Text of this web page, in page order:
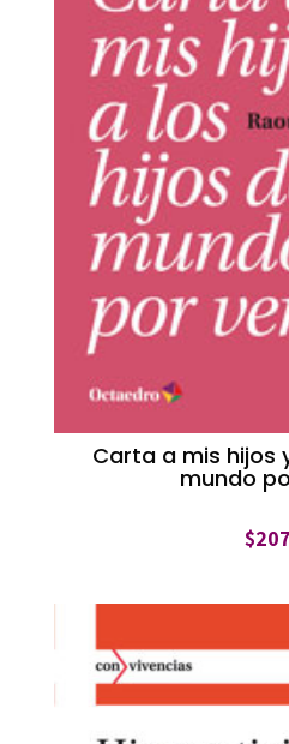
Carta a mis hijos
mundo
$207